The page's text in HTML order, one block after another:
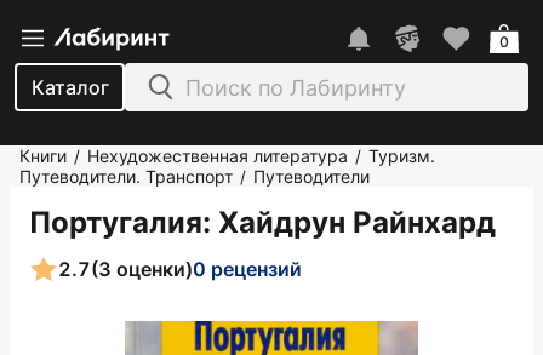
Каталог
0
Книги / Нехудожественная литература / Туризм.
Путеводители. Транспорт / Путеводители
Португалия: Хайдрун Райнхард
2.7(3 оценки)0 рецензий